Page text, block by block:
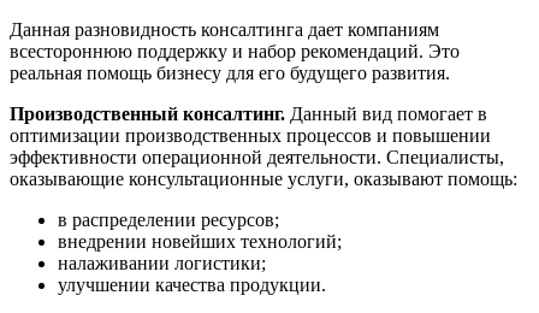
Данная разновидность консалтинга дает компаниям
всестороннюю поддержку и набор рекомендаций. Это
реальная помощь бизнесу для его будущего развития.
Производственный консалтинг. Данный вид помогает в
оптимизации производственных процессов и повышении
эффективности операционной деятельности. Специалисты,
оказывающие консультационные услуги, оказывают помощь:
в распределении ресурсов;
внедрении новейших технологий;
налаживании логистики;
улучшении качества продукции.